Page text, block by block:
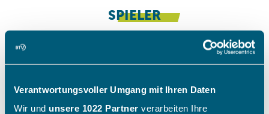
Verantwortungsvoller Umgang mit Ihren Daten
Wir und unsere 1022 Partner verarbeiten Ihre